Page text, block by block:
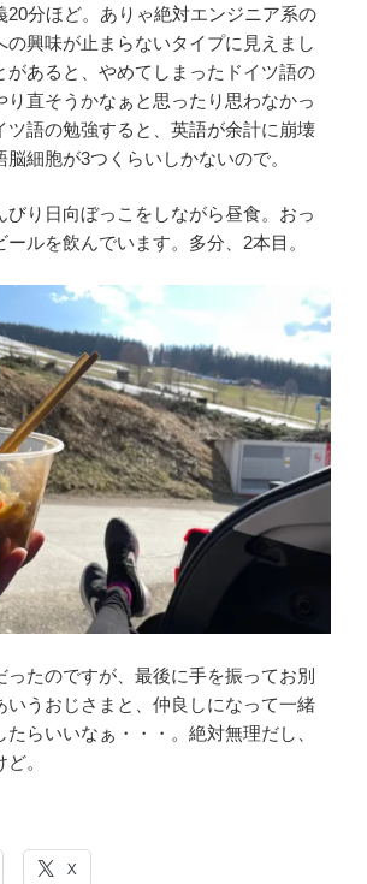
20分ほど。ありゃ絶対エンジニア系の
の興味が止まらないタイプに見えまし
があると、やめてしまったドイツ語の
り直そうかなぁと思ったり思わなかっ
ツ語の勉強すると、英語が余計に崩壊
細胞が3つくらいしかないので。
びり日向ぼっこをしながら昼食。おっ
ルを飲んでいます。多分、2本目。
ったのですが、最後に手を振ってお別
いうおじさまと、仲良しになって一緒
らいいなぁ・・・。絶対無理だし、
。
X